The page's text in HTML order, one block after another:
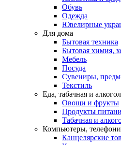
Обувь
Одежда
Ювелирные
Для дома
Бытовая техника
Бытовая химия,
Мебель
Посуда
Сувениры,
Текстиль
Еда, табачная и
Овощи и фрукты
Продукты
Табачная и
Компьютеры,
Канцелярские